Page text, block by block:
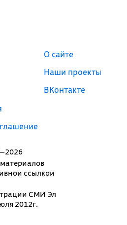
ссылкой
СМИ Эл
2012г.
О сайте
Наши проекты
ВКонтакте